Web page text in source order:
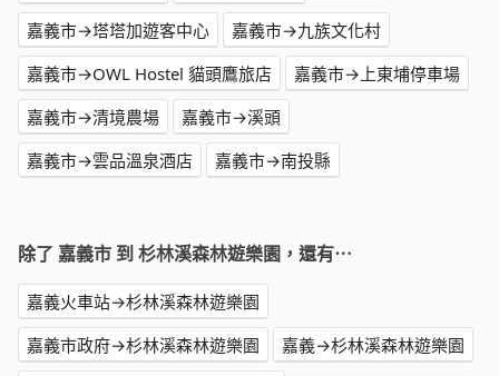
嘉義市→塔塔加遊客中心
嘉義市→九族文化村
嘉義市→OWL Hostel 貓頭鷹旅店
嘉義市→上東埔停車場
嘉義市→清境農場
嘉義市→溪頭
嘉義市→雲品溫泉酒店
嘉義市→南投縣
除了 嘉義市 到 杉林溪森林遊樂園，還有⋯
嘉義火車站→杉林溪森林遊樂園
嘉義市政府→杉林溪森林遊樂園
嘉義→杉林溪森林遊樂園